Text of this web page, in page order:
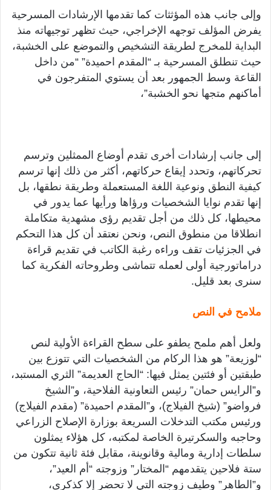
وإلى جانب هذه المؤثثات كما تقدمها الإرشادات المسرحية
يفرض المؤلف توجهه الإخراجي، حيث تظهر توجيهاته منذ
البداية للمخرج لطريقة التشخيص والتموضع على الخشبة،
حيث تنطلق المسرحية بـ “المقدم احميدة” “من داخل
القاعة وسط الجمهور بعد أن يستوي المتفرجون في
أماكنهم متجها نحو الخشبة”،
إلى جانب إرشادات أخرى تقدم أوضاع الممثلين وترسم
تحركاتهم، وتحدد إيقاع حركاتهم، أكثر من ذلك إنها ترسم
كيفية النطق ونوعية اللغة المستعملة وطريقة نطقها، بل
إنها تقدم نوايا الشخصيات ورؤاها ورأيها عما يدور في
محيطها، كل ذلك من أجل تقديم رؤى مشهدية متكاملة
انطلاقا من منطوق النص، ونحن نعتقد أن كل هذا التحكم
في الجزئيات تقف وراءه رغبة الكاتب في تقديم قراءة
دراماتورجية أولى لعمله تتماشى وطروحاته الفكرية كما
سنرى بعد قليل.
ملامح في النص
ولعل أهم ملمح يطفو على سطح القراءة الأولية لنص
“لوزيعة” هو هذا الركام من الشخصيات التي تتوزع بين
طبقتين أو فئتين يمثل فيها: “الحاج العديمة” الثري المستبد،
و”الرايس حمان” رئيس التعاونية الفلاحية، و”الشيخ
فرواضو” (شيخ الفيلاج)، و”المقدم احميدة” (مقدم الفيلاج)
ورئيس مكتب التدخلات السريعة بوزارة الإصلاح الزراعي
وحاجبه والسكرتيرة الخاصة لمكتبه، كل هؤلاء يمثلون
سلطات إدارية ومالية وقانوينة، مقابل فئة ثانية تتكون من
ستة فلاحين يتقدمهم “المختار” وزوجته “أم العيد”،
و”الطاهر” وطيف زوجته التي لا تحضر إلا كذكرى،